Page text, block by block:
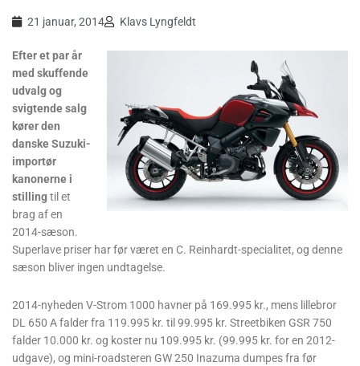
21 januar, 2014 Klavs Lyngfeldt
Efter et par år
med skuffende
udvalg og
svigtende salg
kører den
danske Suzuki-
importør
kanonerne i
stillingtil et
brag af en
2014-sæson.
Superlave priser har før været en C. Reinhardt-specialitet, og denne
sæson bliver ingen undtagelse.
2014-nyheden V-Strom 1000 havner på 169.995 kr., mens lillebror
DL 650 A falder fra 119.995 kr. til 99.995 kr. Streetbiken GSR 750
falder 10.000 kr. og koster nu 109.995 kr. (99.995 kr. for en 2012-
udgave), og mini-roadsteren GW 250 Inazuma dumpes fra før